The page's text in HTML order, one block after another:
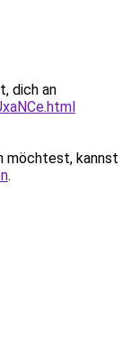
dich an
möchtest, kannst
.